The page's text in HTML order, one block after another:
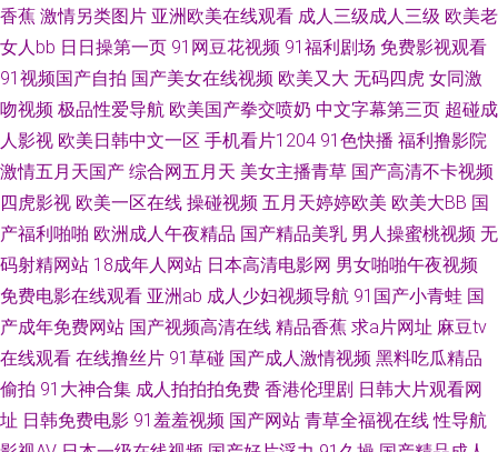
月天婷婷色色图 亚洲欧美日韩色 成人午夜三级视频 久久超踫人人 天天干B
网 91系列在线观看 福利视频91 久久五月蜜桃 日韩情色毛片 最新午夜av 肏
屄爽片 韩国专区第一夜 欧美色图中文 中文字幕A∨码 大香蕉伊人91 久草大
香 日韩色图资源 91大神视频污 成人网在线播放 久草福利免费 日屄视频国产
豆花视频91在线 久久精品人妻 日韩AM网站 在线观AV 爱豆传媒AV 国产做爱
av 人人妻人人肏 伊人9热精品 AV网址 韩国操逼剧场 欧美姓爱第一区 午夜视
频在线 AV国际电影网站 国产色婷婷孕妇 免费观看91在线 亚州色图1 97午夜
香蕉 激情另类图片 亚洲欧美在线观看 成人三级成人三级 欧美老
女人bb 日日操第一页 91网豆花视频 91福利剧场 免费影视观看
91视频国产自拍 国产美女在线视频 欧美又大 无码四虎 女同激
吻视频 极品性爱导航 欧美国产拳交喷奶 中文字幕第三页 超碰成
人影视 欧美日韩中文一区 手机看片1204 91色快播 福利撸影院
激情五月天国产 综合网五月天 美女主播青草 国产高清不卡视频
四虎影视 欧美一区在线 操碰视频 五月天婷婷欧美 欧美大BB 国
产福利啪啪 欧洲成人午夜精品 国产精品美乳 男人操蜜桃视频 无
码射精网站 18成年人网站 日本高清电影网 男女啪啪午夜视频
免费电影在线观看 亚洲ab 成人少妇视频导航 91国产小青蛙 国
产成年免费网站 国产视频高清在线 精品香蕉 求a片网址 麻豆tv
在线观看 在线撸丝片 91草碰 国产成人激情视频 黑料吃瓜精品
偷拍 91大神合集 成人拍拍拍免费 香港伦理剧 日韩大片观看网
址 日韩免费电影 91羞羞视频 国产网站 青草全福视在线 性导航